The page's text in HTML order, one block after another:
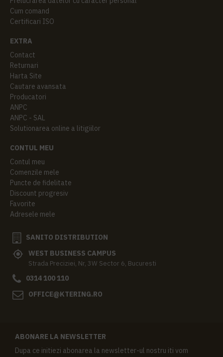
Cum comand
Certificari ISO
EXTRA
Contact
Returnari
Harta Site
Cautare avansata
Producatori
ANPC
ANPC - SAL
Solutionarea online a litigiilor
CONTUL MEU
Contul meu
Comenzile mele
Puncte de fidelitate
Discount progresiv
Favorite
Adresele mele
SANITO DISTRIBUTION
WEST BUSINESS CAMPUS
Strada Preciziei, Nr, 3W Sector 6, Bucuresti
0314 100 110
OFFICE@KTERING.RO
ABONARE LA NEWSLETTER
Dupa ce initiezi abonarea la newsletter-ul nostru iti vom